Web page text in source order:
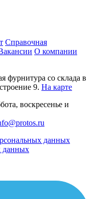
Справочная
О компании
фурнитура со склада в
9. На карте
воскресенье и
данных
данных